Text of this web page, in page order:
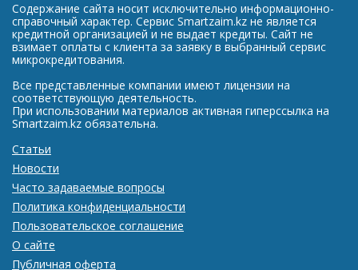
Содержание сайта носит исключительно информационно-
справочный характер. Сервис Smartzaim.kz не является
кредитной организацией и не выдает кредиты. Сайт не
взимает оплаты с клиента за заявку в выбранный сервис
микрокредитования.
Все представленные компании имеют лицензии на
соответствующую деятельность.
При использовании материалов активная гиперссылка на
Smartzaim.kz обязательна.
Статьи
Новости
Часто задаваемые вопросы
Политика конфиденциальности
Пользовательское соглашение
О сайте
Публичная оферта